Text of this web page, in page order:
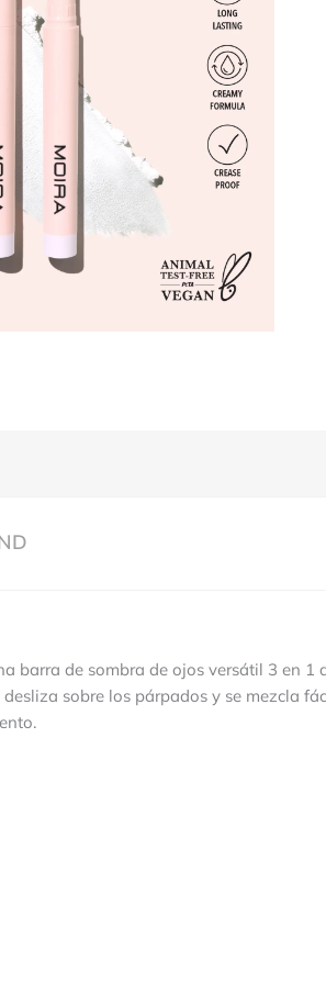
barra de sombra de ojos versátil 3 en
sobre los párpados y se mezcla